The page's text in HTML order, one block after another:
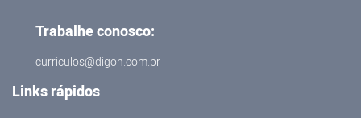
Trabalhe conosco:
curriculos@digon.com.br
Links rápidos